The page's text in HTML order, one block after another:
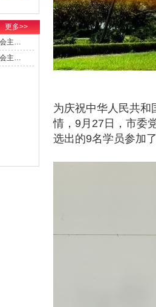
更多>>
中共丹东市委党校（行政学院、社会主义学院）在职教师受邀外出活动管理办法（试行）
中共丹东市委党校（行政学院、社会主义学院）信息宣传工作管理办法
为庆祝中华人民共和
情，9月27日，市委
选出的9名学员参加